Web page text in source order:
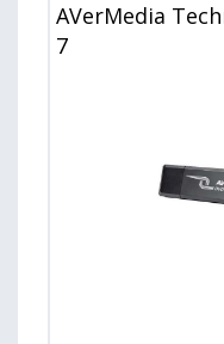
AVerMedia
7